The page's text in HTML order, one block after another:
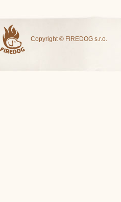
Copyright © FIREDOG s.r.o.